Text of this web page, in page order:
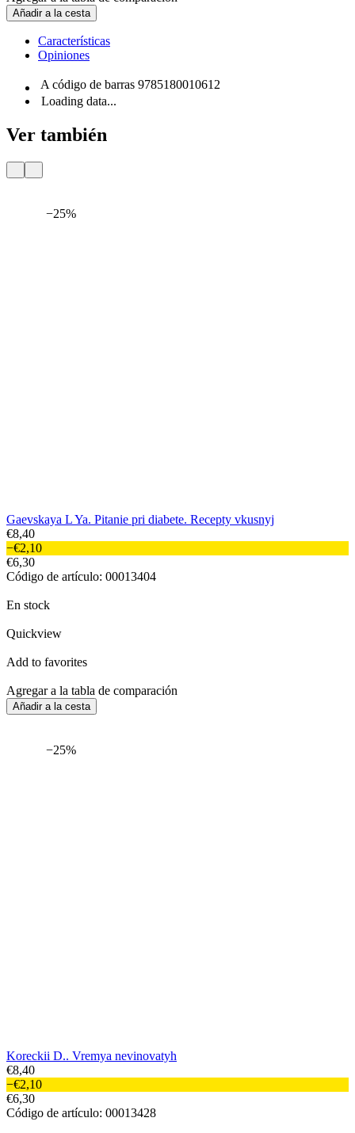
Añadir a la cesta
Características
Opiniones
A código de barras 9785180010612
Loading data...
Ver también
−25%
Gaevskaya L Ya. Pitanie pri diabete. Recepty vkusnyj
€8,40
−€2,10
€6,30
Código de artículo: 00013404
En stock
Quickview
Add to favorites
Agregar a la tabla de comparación
Añadir a la cesta
−25%
Koreckii D.. Vremya nevinovatyh
€8,40
−€2,10
€6,30
Código de artículo: 00013428